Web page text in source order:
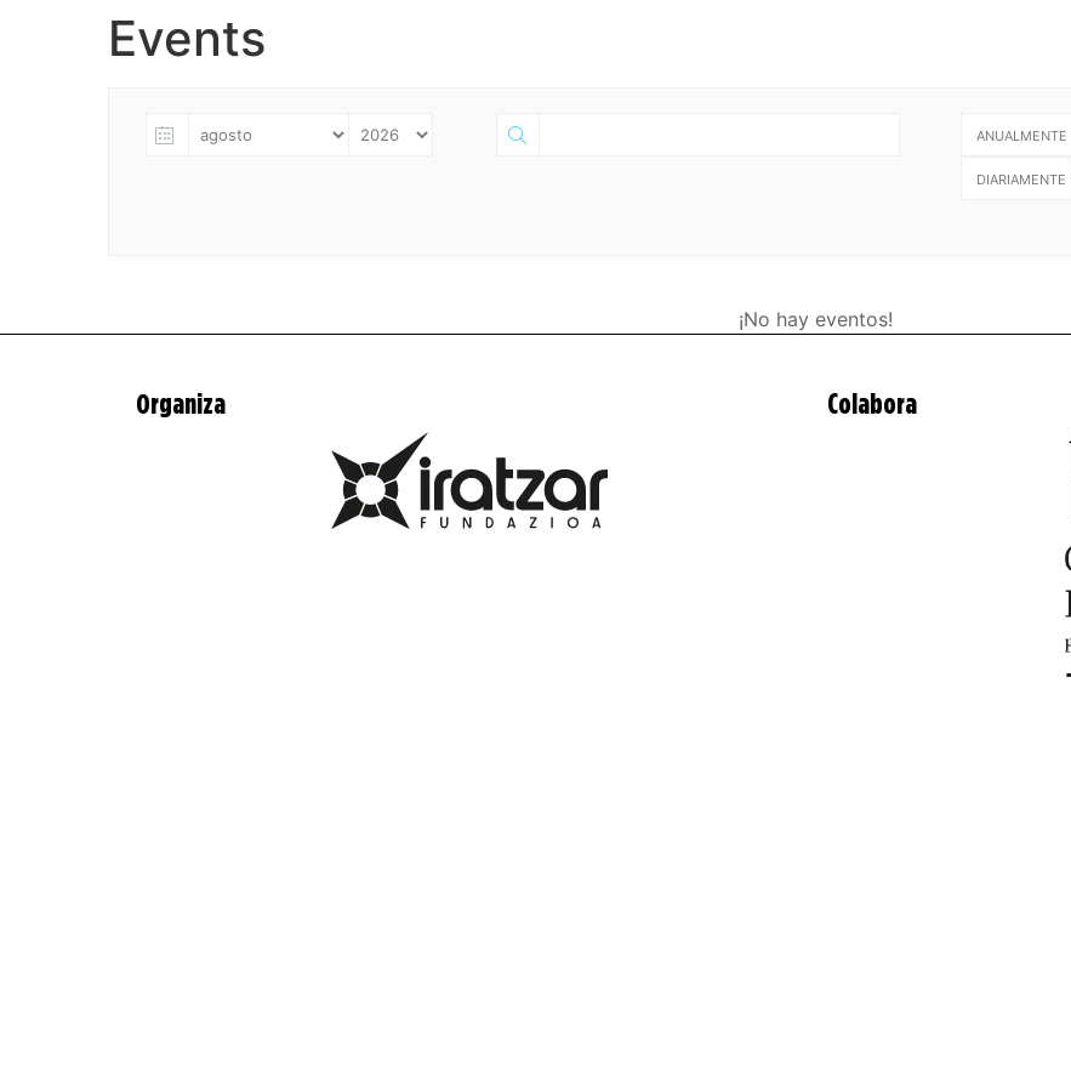
Events
ANUALMENTE
DIARIAMENTE
¡No hay eventos!
Organiza Colabora